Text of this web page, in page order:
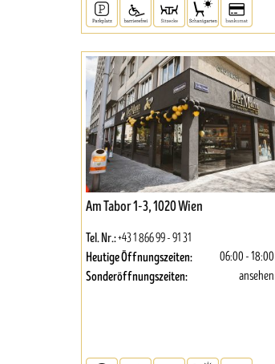
Am Tabor 1-3, 1020 Wien
Tel. Nr.:+43 1 866 99 - 91 31
Heutige Öffnungszeiten: 06:00 - 18:00
Sonderöffnungszeiten: ansehen